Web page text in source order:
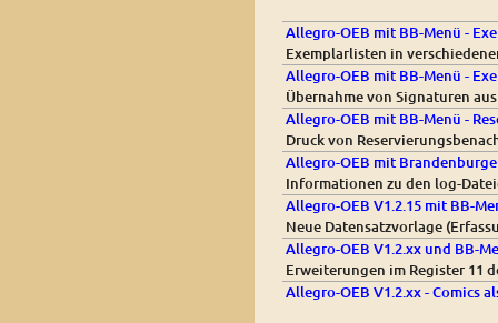
Allegro-OEB mit BB-Menü -
Exemplarlisten in
Allegro-OEB mit BB-Menü -
Übernahme von Signaturen
Allegro-OEB mit BB-Menü -
Druck von
Allegro-OEB mit
Informationen zu den log-
Allegro-OEB V1.2.15 mit BB-
Neue Datensatzvorlage
Allegro-OEB V1.2.xx und BB-
Erweiterungen im Register 11
Allegro-OEB V1.2.xx - Comics